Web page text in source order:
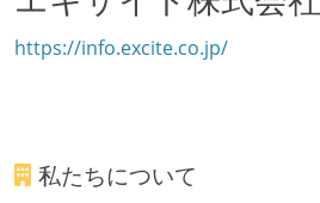
https://info.excite.co.jp/
私たちについて